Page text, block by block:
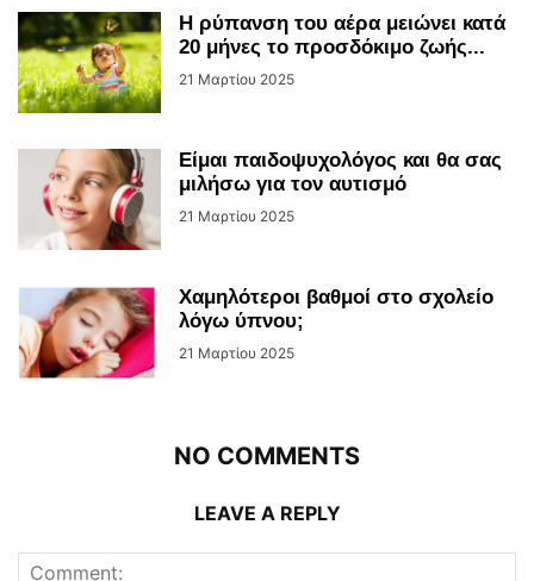
Η ρύπανση του αέρα μειώνει κατά
20 μήνες το προσδόκιμο ζωής...
21 Μαρτίου 2025
Είμαι παιδοψυχολόγος και θα σας
μιλήσω για τον αυτισμό
21 Μαρτίου 2025
Χαμηλότεροι βαθμοί στο σχολείο
λόγω ύπνου;
21 Μαρτίου 2025
NO COMMENTS
LEAVE A REPLY